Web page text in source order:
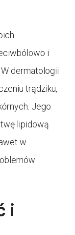
i
dermatologii
trądziku,
Jego
lipidową
w
i